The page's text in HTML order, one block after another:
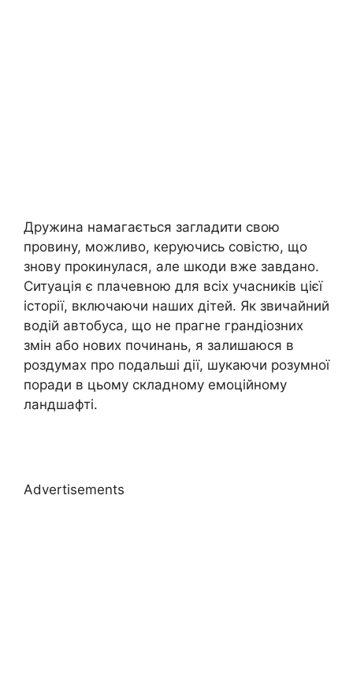
Дружина намагається загладити свою
провину, можливо, керуючись совістю, що
знову прокинулася, але шкоди вже завдано.
Ситуація є плачевною для всіх учасників цієї
історії, включаючи наших дітей. Як звичайний
водій автобуса, що не прагне грандіозних
змін або нових починань, я залишаюся в
роздумах про подальші дії, шукаючи розумної
поради в цьому складному емоційному
ландшафті.
Advertisements